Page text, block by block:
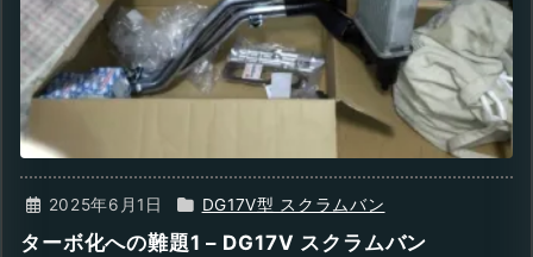
2025年6月1日 DG17V型 スクラムバン
ターボ化への難題1 – DG17V スクラムバン